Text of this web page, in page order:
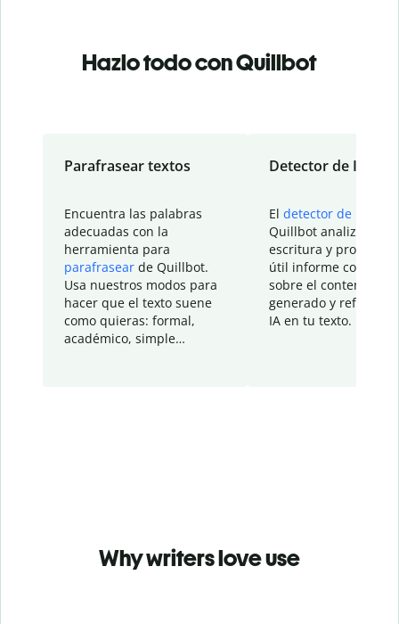
Hazlo todo con Quillbot
Parafrasear textos
Encuentra las palabras
adecuadas con la
herramienta para
parafrasear de Quillbot.
Usa nuestros modos para
hacer que el texto suene
como quieras: formal,
académico, simple…
Detector de IA
El detector de IA
Quillbot analiza tu
escritura y
útil informe con
sobre el contenido
generado y refinado
IA en tu texto.
Why writers love use